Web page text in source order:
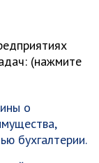
(нажмите
о
бухгалтерии.